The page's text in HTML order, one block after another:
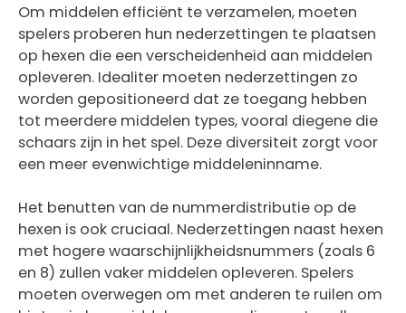
Om middelen efficiënt te verzamelen, moeten
spelers proberen hun nederzettingen te plaatsen
op hexen die een verscheidenheid aan middelen
opleveren. Idealiter moeten nederzettingen zo
worden gepositioneerd dat ze toegang hebben
tot meerdere middelen types, vooral diegene die
schaars zijn in het spel. Deze diversiteit zorgt voor
een meer evenwichtige middeleninname.
Het benutten van de nummerdistributie op de
hexen is ook cruciaal. Nederzettingen naast hexen
met hogere waarschijnlijkheidsnummers (zoals 6
en 8) zullen vaker middelen opleveren. Spelers
moeten overwegen om met anderen te ruilen om